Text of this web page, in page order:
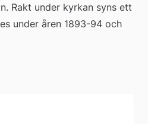
Rakt under kyrkan syns ett
under åren 1893-94 och